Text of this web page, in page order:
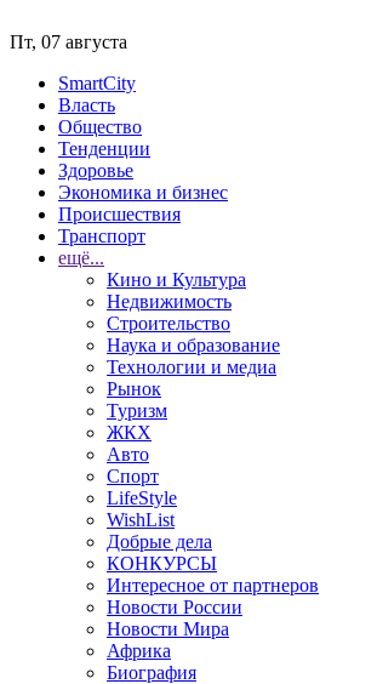
Пт, 07 августа
SmartCity
Власть
Общество
Тенденции
Здоровье
Экономика и бизнес
Происшествия
Транспорт
ещё...
Кино и Культура
Недвижимость
Строительство
Наука и образование
Технологии и медиа
Рынок
Туризм
ЖКХ
Авто
Спорт
LifeStyle
WishList
Добрые дела
КОНКУРСЫ
Интересное от партнеров
Новости России
Новости Мира
Африка
Биография